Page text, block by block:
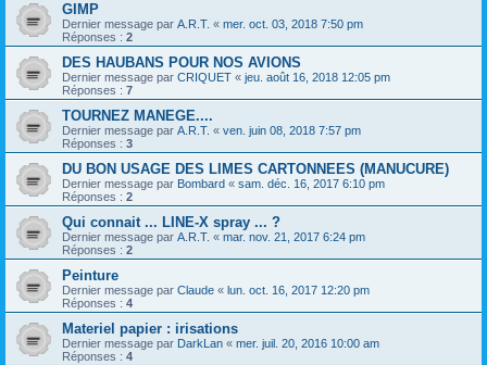
GIMP
Dernier message par A.R.T. « mer. oct. 03, 2018 7:50 pm
Réponses : 2
DES HAUBANS POUR NOS AVIONS
Dernier message par CRIQUET « jeu. août 16, 2018 12:05 pm
Réponses : 7
TOURNEZ MANEGE....
Dernier message par A.R.T. « ven. juin 08, 2018 7:57 pm
Réponses : 3
DU BON USAGE DES LIMES CARTONNEES (MANUCURE)
Dernier message par Bombard « sam. déc. 16, 2017 6:10 pm
Réponses : 2
Qui connait ... LINE-X spray ... ?
Dernier message par A.R.T. « mar. nov. 21, 2017 6:24 pm
Réponses : 2
Peinture
Dernier message par Claude « lun. oct. 16, 2017 12:20 pm
Réponses : 4
Materiel papier : irisations
Dernier message par DarkLan « mer. juil. 20, 2016 10:00 am
Réponses : 4